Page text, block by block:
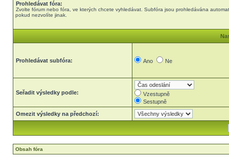
Prohledávat fóra:
Zvolte fórum nebo fóra, ve kterých chcete vyhledávat. Subfóra jsou prohledávána
pokud nezvolíte jinak.
Prohledávat subfóra: Ano Ne
Seřadit výsledky podle:
Vzestupně
Sestupně
Omezit výsledky na předchozí:
Obsah fóra